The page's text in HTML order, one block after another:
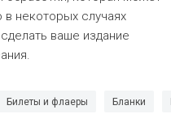
Билеты и флаеры Бланки
в некоторых случаях
ваше издание